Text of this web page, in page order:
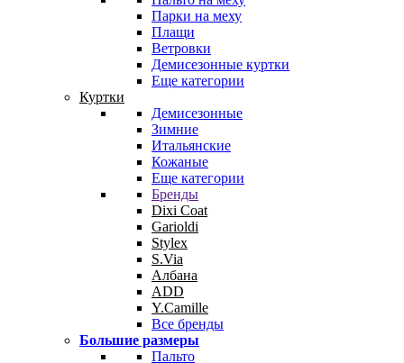
Парки на меху
Плащи
Ветровки
Демисезонные куртки
Еще категории
Куртки
Демисезонные
Зимние
Итальянские
Кожаные
Еще категории
Бренды
Dixi Coat
Garioldi
Stylex
S.Via
Албана
ADD
Y.Camille
Все бренды
Большие размеры
Пальто